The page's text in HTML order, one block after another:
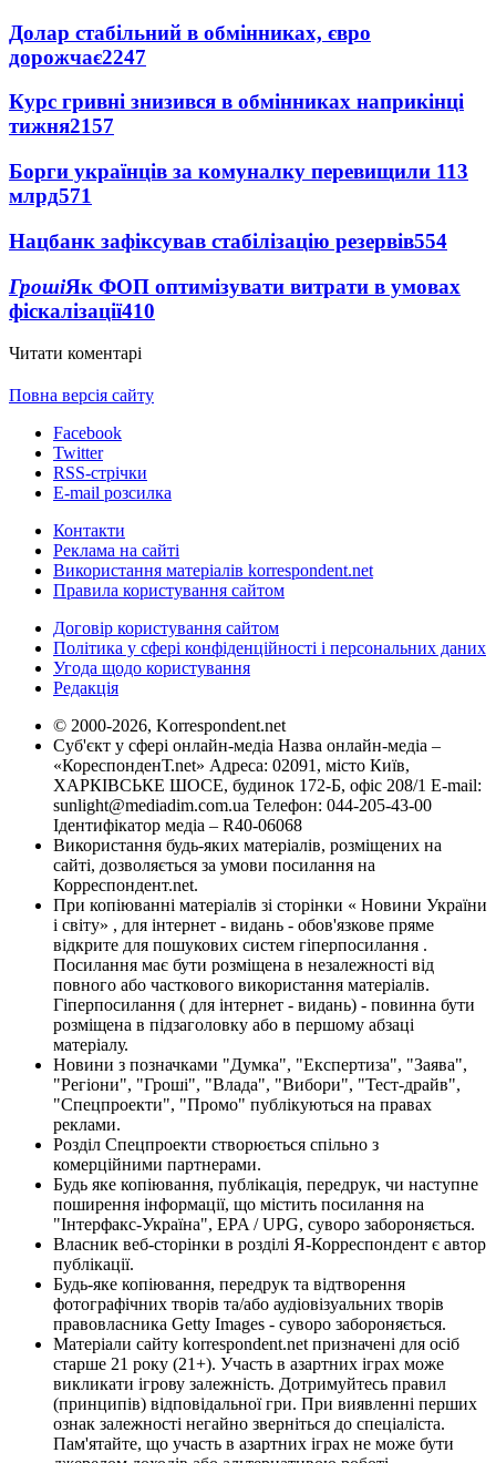
Долар стабільний в обмінниках, євро
дорожчає2247
Курс гривні знизився в обмінниках наприкінці
тижня2157
Борги українців за комуналку перевищили 113
млрд571
Нацбанк зафіксував стабілізацію резервів554
ГрошіЯк ФОП оптимізувати витрати в умовах
фіскалізації410
Читати коментарі
Повна версія сайту
Facebook
Twitter
RSS-стрічки
E-mail розсилка
Контакти
Реклама на сайті
Використання матеріалів korrespondent.net
Правила користування сайтом
Договір користування сайтом
Політика у сфері конфіденційності і персональних даних
Угода щодо користування
Редакція
© 2000-2026, Korrespondent.net
Суб'єкт у сфері онлайн-медіа Назва онлайн-медіа –
«КореспонденТ.net» Адреса: 02091, місто Київ,
ХАРКІВСЬКЕ ШОСЕ, будинок 172-Б, офіс 208/1 E-mail:
sunlight@mediadim.com.ua Телефон: 044-205-43-00
Ідентифікатор медіа – R40-06068
Використання будь-яких матеріалів, розміщених на
сайті, дозволяється за умови посилання на
Корреспондент.net.
При копіюванні матеріалів зі сторінки « Новини України
і світу» , для інтернет - видань - обов'язкове пряме
відкрите для пошукових систем гіперпосилання .
Посилання має бути розміщена в незалежності від
повного або часткового використання матеріалів.
Гіперпосилання ( для інтернет - видань) - повинна бути
розміщена в підзаголовку або в першому абзаці
матеріалу.
Новини з позначками "Думка", "Експертиза", "Заява",
"Регіони", "Гроші", "Влада", "Вибори", "Тест-драйв",
"Спецпроекти", "Промо" публікуються на правах
реклами.
Розділ Спецпроекти створюється спільно з
комерційними партнерами.
Будь яке копіювання, публікація, передрук, чи наступне
поширення інформації, що містить посилання на
"Інтерфакс-Україна", EPA / UPG, суворо забороняється.
Власник веб-сторінки в розділі Я-Корреспондент є автор
публікації.
Будь-яке копіювання, передрук та відтворення
фотографічних творів та/або аудіовізуальних творів
правовласника Getty Images - суворо забороняється.
Матеріали сайту korrespondent.net призначені для осіб
старше 21 року (21+). Участь в азартних іграх може
викликати ігрову залежність. Дотримуйтесь правил
(принципів) відповідальної гри. При виявленні перших
ознак залежності негайно зверніться до спеціаліста.
Пам'ятайте, що участь в азартних іграх не може бути